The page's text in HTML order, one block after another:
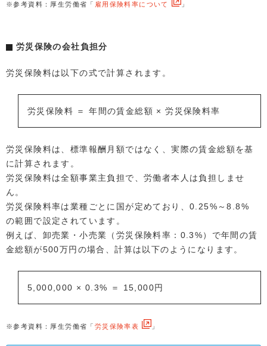
※参考資料：厚生労働省「 雇用保険料率について 」
労災保険の会社負担分
労災保険料は以下の式で計算されます。
労災保険料 ＝ 年間の賃金総額 × 労災保険料率
労災保険料は、標準報酬月額ではなく、実際の賃金総額を基
に計算されます。
労災保険料は全額事業主負担で、労働者本人は負担しませ
ん。
労災保険料率は業種ごとに国が定めており、0.25%～8.8%
の範囲で設定されています。
例えば、卸売業・小売業（労災保険料率：0.3%）で年間の賃
金総額が500万円の場合、計算は以下のようになります。
5,000,000 × 0.3% ＝ 15,000円
※参考資料：厚生労働省「 労災保険率表 」